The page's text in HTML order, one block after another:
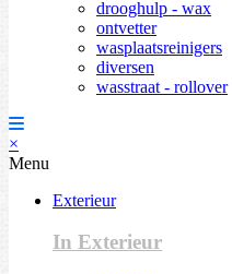
drooghulp - wax
ontvetter
wasplaatsreinigers
diversen
wasstraat - rollover
×
Menu
Exterieur
In Exterieur